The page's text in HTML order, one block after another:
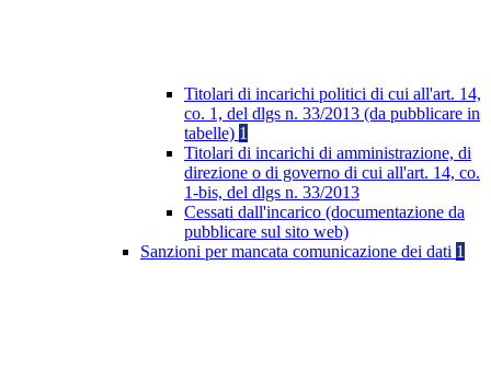
Titolari di incarichi politici di cui all'art. 14,
co. 1, del dlgs n. 33/2013 (da pubblicare in
tabelle) 1
Titolari di incarichi di amministrazione, di
direzione o di governo di cui all'art. 14, co.
1-bis, del dlgs n. 33/2013
Cessati dall'incarico (documentazione da
pubblicare sul sito web)
Sanzioni per mancata comunicazione dei dati 1